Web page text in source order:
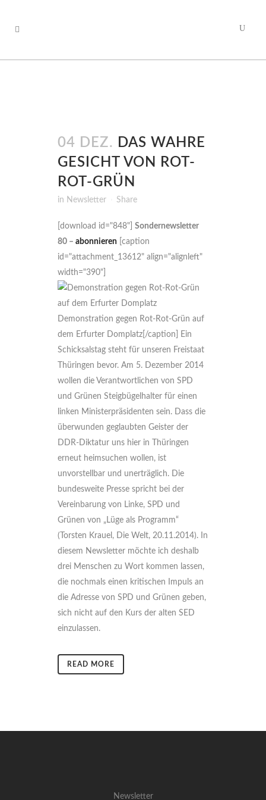
04 DEZ. DAS WAHRE
GESICHT VON ROT-
ROT-GRÜN
in Newsletter Share
[download id="848"] Sondernewsletter
80 – abonnieren [caption
id="attachment_13612" align="alignleft"
width="390"]
Demonstration gegen Rot-Rot-Grün auf
dem Erfurter Domplatz[/caption] Ein
Schicksalstag steht für unseren Freistaat
Thüringen bevor. Am 5. Dezember 2014
wollen die Verantwortlichen von SPD
und Grünen Steigbügelhalter für einen
linken Ministerpräsidenten sein. Dass die
überwunden geglaubten Geister der
DDR-Diktatur uns hier in Thüringen
erneut heimsuchen wollen, ist
unvorstellbar und unerträglich. Die
bundesweite Presse spricht bei der
Vereinbarung von Linke, SPD und
Grünen von „Lüge als Programm“
(Torsten Krauel, Die Welt, 20.11.2014). In
diesem Newsletter möchte ich deshalb
drei Menschen zu Wort kommen lassen,
die nochmals einen kritischen Impuls an
die Adresse von SPD und Grünen geben,
sich nicht auf den Kurs der alten SED
einzulassen.
READ MORE
Newsletter